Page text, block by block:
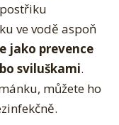
ve vodě aspoň
jako prevence
sviluškami.
můžete ho